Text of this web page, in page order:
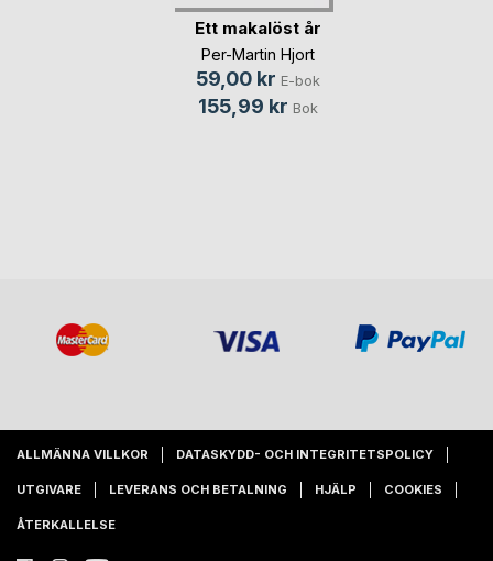
Ett makalöst år
Per-Martin Hjort
59,00 kr E-bok
155,99 kr Bok
ALLMÄNNA VILLKOR DATASKYDD- OCH INTEGRITETSPOLICY
UTGIVARE LEVERANS OCH BETALNING HJÄLP COOKIES
ÅTERKALLELSE